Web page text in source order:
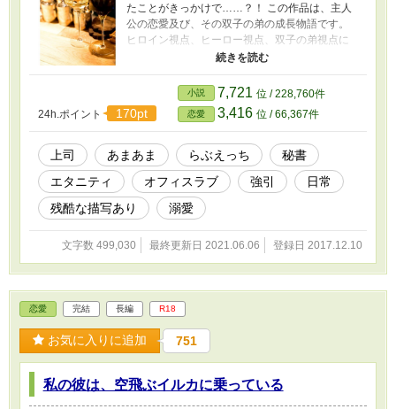
たことがきっかけで……？！ この作品は、主人
公の恋愛及び、その双子の弟の成長物語です。
ヒロイン視点、ヒーロー視点、双子の弟視点に
分かれています。 ★サブタイトルはカクテル名
合いの名前もありますが、あくまで内容に近い
イメージのものにしています。 ★未成年の飲酒
は、法律で禁止されています。 ★一部、残酷な
描写やレイプ表現があり、サブタイの後ろに★
印をつけています。苦手な方はご注意くださ
い。 ★この物語はフィクションです。実在の人
物及び団体等とは一切関係ありません。 ★ｉｆ
作品 もしも、あの時◯◯だったら。そういう思
いで書いた作品ですので、「相手が本編の二人
じゃないと嫌！」という方は、そのままバック
でお願いします。 もちろん条件付きです。 ★条
件１ 圭が泪と出会う前であること。 ★条件２ 出
会っていても、泪に恋愛感情がないこと。 など
です。 一部近親相姦があります。苦手な方はご
注意ください。
24h.ポイント 170pt
小説 7,721 位 / 228,760件
恋愛 3,416 位 / 66,367件
上司 あまあま らぶえっち
秘書
エタニティ
オフィスラブ 強引
日常
残酷な描写あり
溺愛
文字数 499,030 最終更新日 2021.06.06 登録日 2017.12.10
恋愛 完結 長編 R18
お気に入りに追加 751
私の彼は、空飛ぶイルカに乗っている